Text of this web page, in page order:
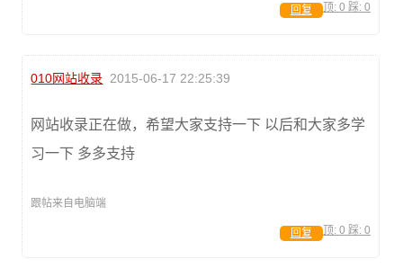
顶: 0 踩: 0
回复
010网站收录 2015-06-17 22:25:39
网站收录正在做，希望大家支持一下 以后和大家多学
习一下 多多支持
跟帖来自电脑端
顶: 0 踩: 0
回复